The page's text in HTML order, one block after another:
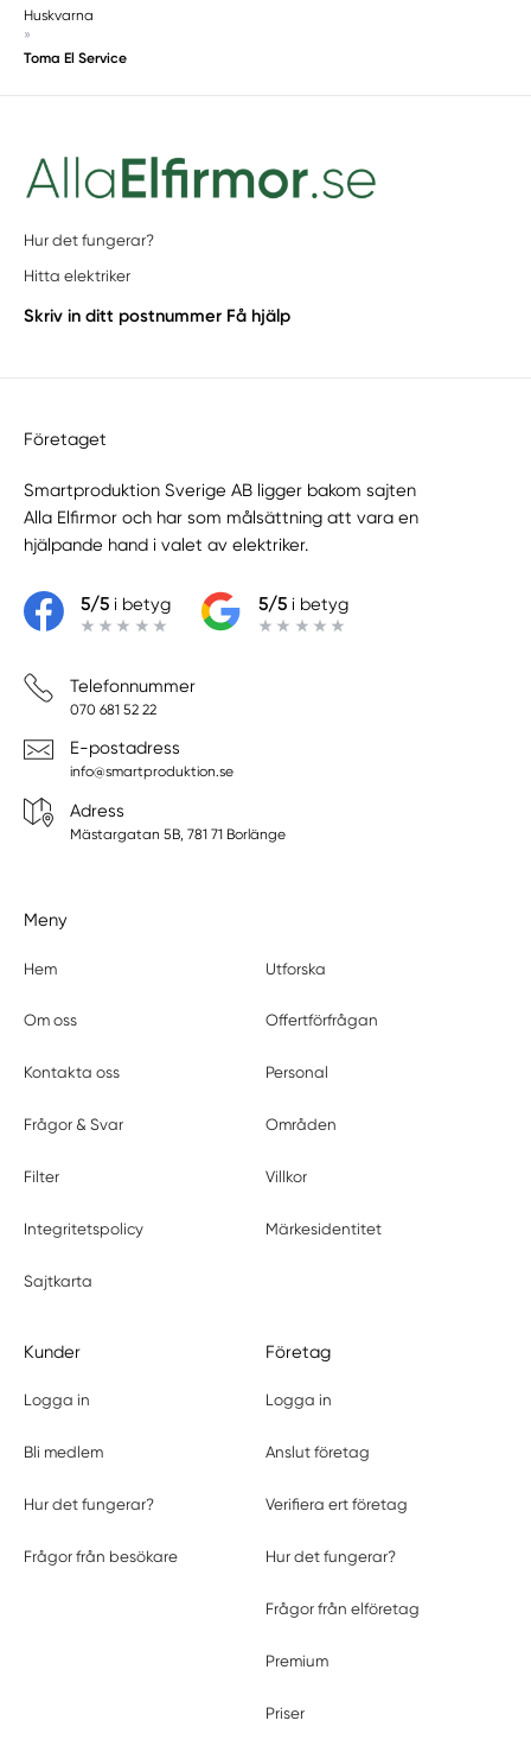
Huskvarna
»
Toma El Service
Hur det fungerar?
Hitta elektriker
Skriv in ditt postnummer Få hjälp
Företaget
Smartproduktion Sverige AB ligger bakom sajten
Alla Elfirmor och har som målsättning att vara en
hjälpande hand i valet av elektriker.
5/5i betyg 5/5i betyg
Telefonnummer
070 681 52 22
E-postadress
info@smartproduktion.se
Adress
Mästargatan 5B, 781 71 Borlänge
Meny
Hem Utforska
Om oss Offertförfrågan
Kontakta oss Personal
Frågor & Svar Områden
Filter Villkor
Integritetspolicy Märkesidentitet
Sajtkarta
Kunder
Logga in
Bli medlem
Hur det fungerar?
Frågor från besökare
Företag
Logga in
Anslut företag
Verifiera ert företag
Hur det fungerar?
Frågor från elföretag
Premium
Priser